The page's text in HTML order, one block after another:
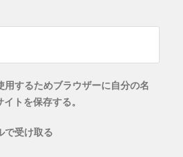
用するためブラウザーに自分の名
トを保存する。
で受け取る